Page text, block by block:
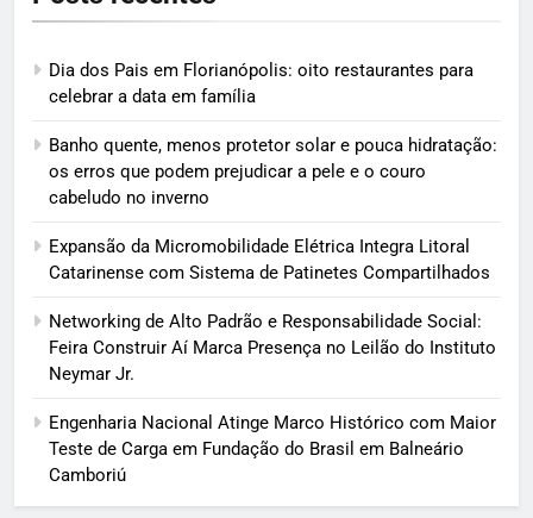
Dia dos Pais em Florianópolis: oito restaurantes para
celebrar a data em família
Banho quente, menos protetor solar e pouca hidratação:
os erros que podem prejudicar a pele e o couro
cabeludo no inverno
Expansão da Micromobilidade Elétrica Integra Litoral
Catarinense com Sistema de Patinetes Compartilhados
Networking de Alto Padrão e Responsabilidade Social:
Feira Construir Aí Marca Presença no Leilão do Instituto
Neymar Jr.
Engenharia Nacional Atinge Marco Histórico com Maior
Teste de Carga em Fundação do Brasil em Balneário
Camboriú